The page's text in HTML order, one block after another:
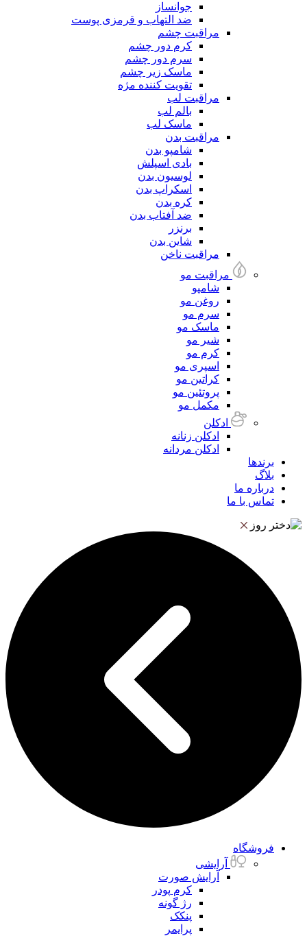
جوانساز
ضد التهاب و قرمزی پوست
مراقبت چشم
کرم دور چشم
سرم دور چشم
ماسک زیر چشم
تقویت کننده مژه
مراقبت لب
بالم لب
ماسک لب
مراقبت بدن
شامپو بدن
بادی اسپلش
لوسیون بدن
اسکراپ بدن
کره بدن
ضد آفتاب بدن
برنزر
شاین بدن
مراقبت ناخن
مراقبت مو
شامپو
روغن مو
سرم مو
ماسک مو
شیر مو
کرم مو
اسپری مو
کراتین مو
پروتئین مو
مکمل مو
ادکلن
ادکلن زنانه
ادکلن مردانه
برندها
بلاگ
درباره ما
تماس با ما
فروشگاه
آرایشی
آرایش صورت
کرم پودر
رژ گونه
پنکک
پرایمر